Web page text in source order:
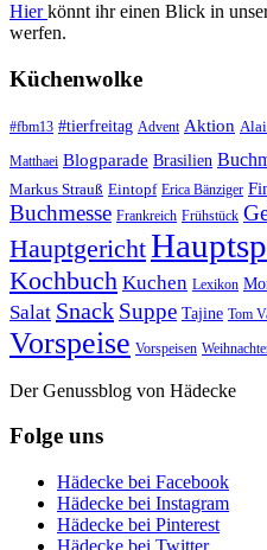
Hierkönnt ihr einen Blick in
werfen.
Küchenwolke
#fbm13 #tierfreitag Advent Aktion
Matthaei Blogparade Brasilien
Markus Strauß Eintopf Erica Bänziger
Buchmesse Frankreich Frühstück
Hauptgericht
Kochbuch Kuchen Lexikon
Salat Snack Suppe Tajine Tom
Vorspeise Vorspeisen
Der Genussblog von Hädecke
Folge uns
Hädecke bei Facebook
Hädecke bei Instagram
Hädecke bei Pinterest
Hädecke bei Twitter